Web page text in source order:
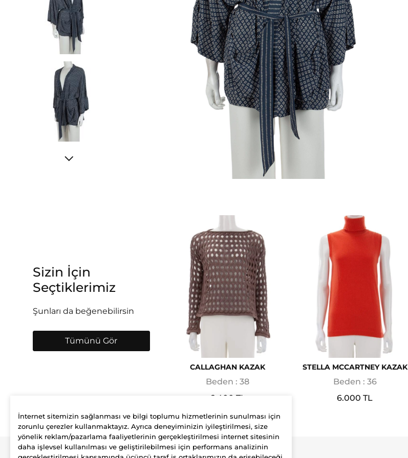
Sizin İçin
Seçtiklerimiz
Şunları da beğenebilirsin
Tümünü Gör
CALLAGHAN KAZAK
Beden : 38
6.400 TL
STELLA MCCARTNEY KAZAK
Beden : 36
6.000 TL
İnternet sitemizin sağlanması ve bilgi toplumu hizmetlerinin sunulması için
zorunlu çerezler kullanmaktayız. Ayrıca deneyiminizin iyileştirilmesi, size
yönelik reklam/pazarlama faaliyetlerinin gerçekleştirilmesi internet sitesinin
daha işlevsel kullanılması ve geliştirilebilmesi için performans analizinin